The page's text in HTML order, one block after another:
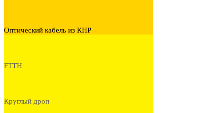
Оптический кабель из КНР
FTTH
Круглый дроп